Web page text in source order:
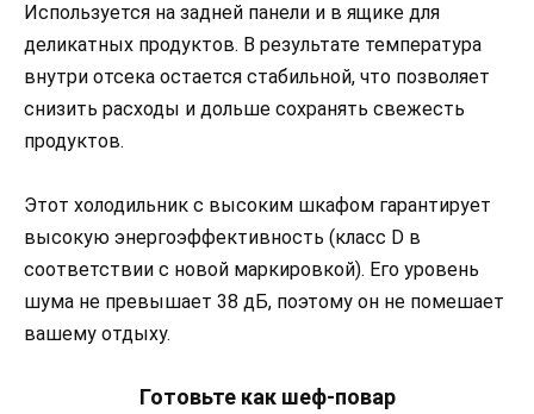
Используется на задней панели и в ящике для
деликатных продуктов. В результате температура
внутри отсека остается стабильной, что позволяет
снизить расходы и дольше сохранять свежесть
продуктов.
Этот холодильник с высоким шкафом гарантирует
высокую энергоэффективность (класс D в
соответствии с новой маркировкой). Его уровень
шума не превышает 38 дБ, поэтому он не помешает
вашему отдыху.
Готовьте как шеф-повар